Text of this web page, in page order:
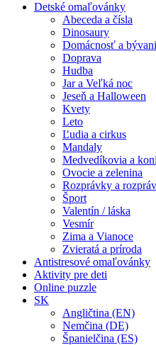
Detské omaľovánky
Abeceda a čísla
Dinosaury
Domácnosť a
Doprava
Hudba
Jar a Veľká noc
Jeseň a Halloween
Kvety
Leto
Ľudia a cirkus
Mandaly
Medvedíkovia a
Ovocie a zelenina
Rozprávky a
Šport
Valentín / láska
Vesmír
Zima a Vianoce
Zvieratá a príroda
Antistresové omaľovánky
Aktivity pre deti
Online puzzle
SK
Angličtina (EN)
Nemčina (DE)
Španielčina (ES)